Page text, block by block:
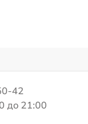
42
до 21:00